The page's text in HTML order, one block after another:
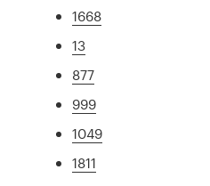
1668
13
877
999
1049
1811